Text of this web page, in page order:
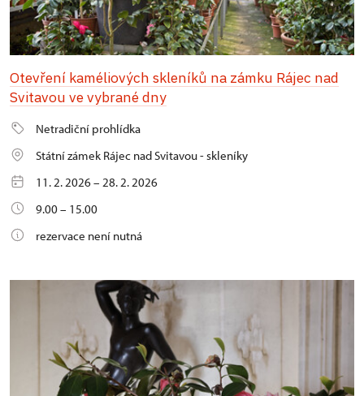
Otevření kaméliových skleníků na zámku Rájec nad
Svitavou ve vybrané dny
Netradiční prohlídka
Státní zámek Rájec nad Svitavou - skleníky
11. 2. 2026 – 28. 2. 2026
9.00 – 15.00
rezervace není nutná